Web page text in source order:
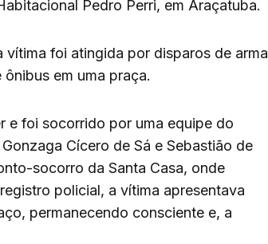
Pedro Perri, em Araçatuba.
foi atingida por disparos de arma
em uma praça.
e foi socorrido por uma equipe do
Cícero de Sá e Sebastião de
socorro da Santa Casa, onde
policial, a vítima apresentava
permanecendo consciente e, a